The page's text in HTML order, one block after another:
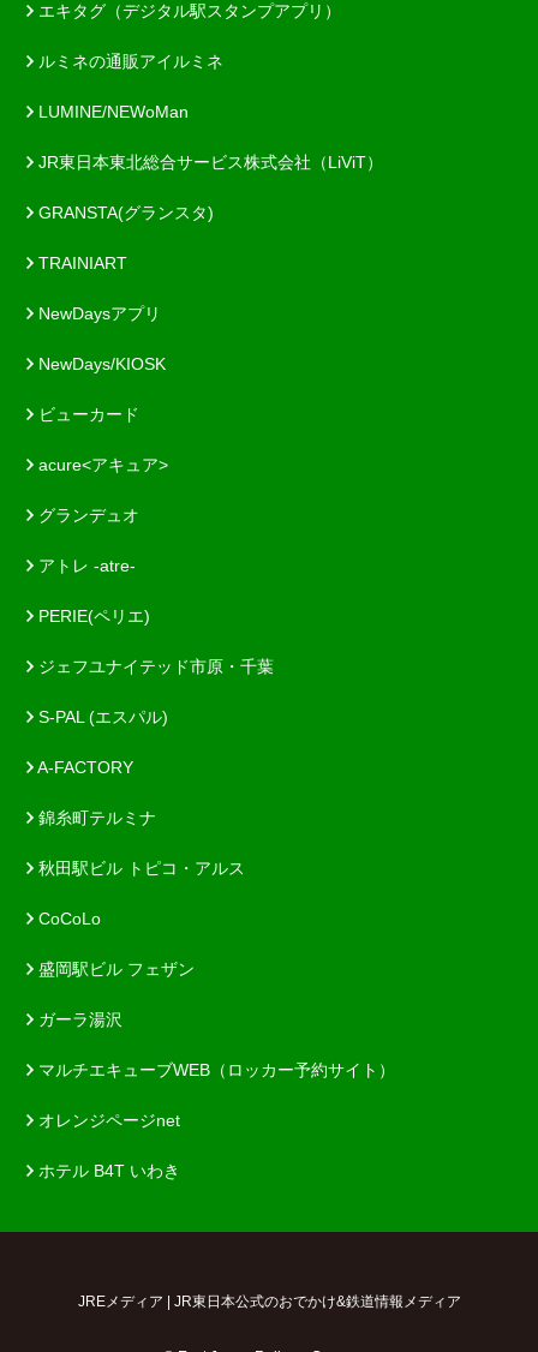
エキタグ（デジタル駅スタンプアプリ）
ルミネの通販アイルミネ
LUMINE/NEWoMan
JR東日本東北総合サービス株式会社（LiViT）
GRANSTA(グランスタ)
TRAINIART
NewDaysアプリ
NewDays/KIOSK
ビューカード
acure<アキュア>
グランデュオ
アトレ -atre-
PERIE(ペリエ)
ジェフユナイテッド市原・千葉
S-PAL (エスパル)
A-FACTORY
錦糸町テルミナ
秋田駅ビル トピコ・アルス
CoCoLo
盛岡駅ビル フェザン
ガーラ湯沢
マルチエキューブWEB（ロッカー予約サイト）
オレンジページnet
ホテル B4T いわき
JREメディア | JR東日本公式のおでかけ&鉄道情報メディア